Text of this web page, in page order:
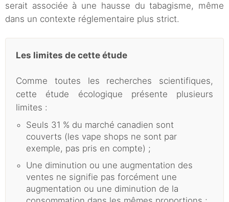
serait associée à une hausse du tabagisme, même
dans un contexte réglementaire plus strict.
Les limites de cette étude
Comme toutes les recherches scientifiques,
cette étude écologique présente plusieurs
limites :
Seuls 31 % du marché canadien sont
couverts (les vape shops ne sont par
exemple, pas pris en compte) ;
Une diminution ou une augmentation des
ventes ne signifie pas forcément une
augmentation ou une diminution de la